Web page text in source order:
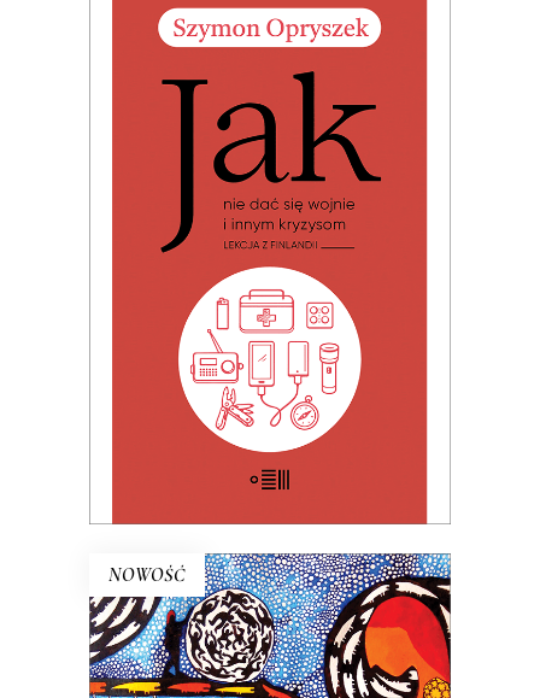
JAK NIE DAĆ SIĘ WOJNIE I
INNYM KRYZYSOM. LEKCJA Z
FINLANDII (Ebook)
Premiera 19 czerwca 2026
49.99 zł 25.00
E-BOOK DO KOSZYKA
NOWOŚĆ